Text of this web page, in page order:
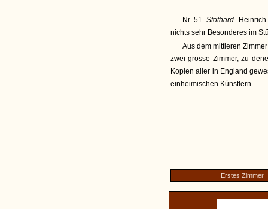
Nr. 51.Stothard.
nichts sehr Besonderes im
Aus dem mittleren
zwei grosse Zimmer, zu
Kopien aller in England
einheimischen Künstlern.
Erstes Zimmer